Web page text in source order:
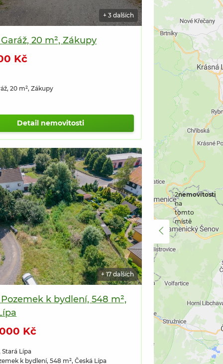
2nemovitosti
na
tomto
místě
2nemovitosti
na
tomto
místě
+ 3 dalších
20 m², Zákupy
Kč
20 m², Zákupy
Detail nemovitosti
+ 17 dalších
k bydlení, 548 m²,
Kč
Stará Lípa
k bydlení, 548 m², Česká Lípa